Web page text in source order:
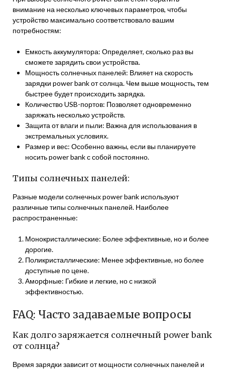
внимание на несколько ключевых параметров, чтобы
устройство максимально соответствовало вашим
потребностям:
Емкость аккумулятора: Определяет, сколько раз вы
сможете зарядить свои устройства.
Мощность солнечных панелей: Влияет на скорость
зарядки power bank от солнца. Чем выше мощность, тем
быстрее будет происходить зарядка.
Количество USB-портов: Позволяет одновременно
заряжать несколько устройств.
Защита от влаги и пыли: Важна для использования в
экстремальных условиях.
Размер и вес: Особенно важны, если вы планируете
носить power bank с собой постоянно.
Типы солнечных панелей:
Разные модели солнечных power bank используют
различные типы солнечных панелей. Наиболее
распространенные:
Монокристаллические: Более эффективные, но и более
дорогие.
Поликристаллические: Менее эффективные, но более
доступные по цене.
Аморфные: Гибкие и легкие, но с низкой
эффективностью.
FAQ: Часто задаваемые вопросы
Как долго заряжается солнечный power bank
от солнца?
Время зарядки зависит от мощности солнечных панелей и